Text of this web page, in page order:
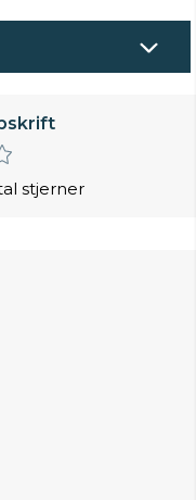
stjerner